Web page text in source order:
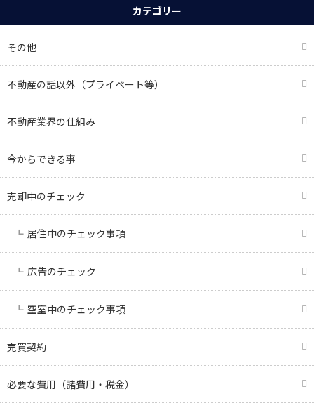
カテゴリー
その他
不動産の話以外（プライベート等）
不動産業界の仕組み
今からできる事
売却中のチェック
居住中のチェック事項
広告のチェック
空室中のチェック事項
売買契約
必要な費用（諸費用・税金）